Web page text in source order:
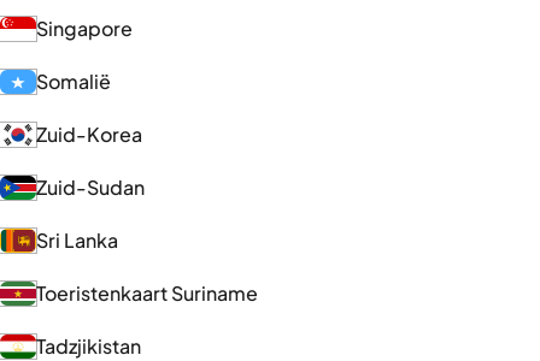
Singapore
Somalië
Zuid-Korea
Zuid-Sudan
Sri Lanka
Toeristenkaart Suriname
Tadzjikistan